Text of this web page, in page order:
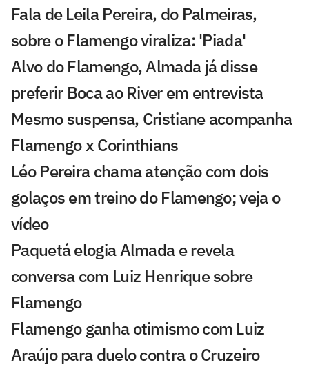
Fala de Leila Pereira, do Palmeiras,
sobre o Flamengo viraliza: 'Piada'
Alvo do Flamengo, Almada já disse
preferir Boca ao River em entrevista
Mesmo suspensa, Cristiane acompanha
Flamengo x Corinthians
Léo Pereira chama atenção com dois
golaços em treino do Flamengo; veja o
vídeo
Paquetá elogia Almada e revela
conversa com Luiz Henrique sobre
Flamengo
Flamengo ganha otimismo com Luiz
Araújo para duelo contra o Cruzeiro